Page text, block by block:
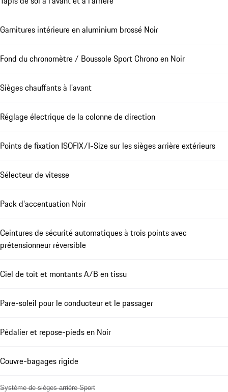
Garnitures intérieure en aluminium brossé Noir
Fond du chronomètre / Boussole Sport Chrono en Noir
Sièges chauffants à l'avant
Réglage électrique de la colonne de direction
Points de fixation ISOFIX/I-Size sur les sièges arrière extérieurs
Sélecteur de vitesse
Pack d'accentuation Noir
Ceintures de sécurité automatiques à trois points avec
prétensionneur réversible
Ciel de toit et montants A/B en tissu
Pare-soleil pour le conducteur et le passager
Pédalier et repose-pieds en Noir
Couvre-bagages rigide
Système de sièges arrière Sport